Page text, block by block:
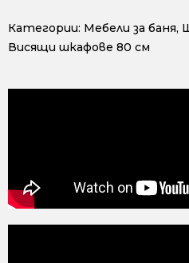
Категории: Мебели за баня,
Висящи шкафове 80 см